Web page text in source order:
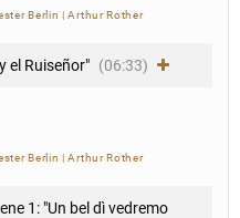
Berlin |Arthur Rother
el Ruiseñor" (06:33)
Berlin |Arthur Rother
1: "Un bel dì vedremo